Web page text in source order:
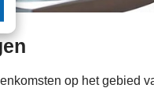
op het gebied